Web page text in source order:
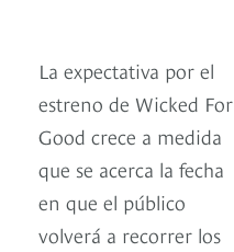
La expectativa por el
estreno de Wicked For
Good crece a medida
que se acerca la fecha
en que el público
volverá a recorrer los